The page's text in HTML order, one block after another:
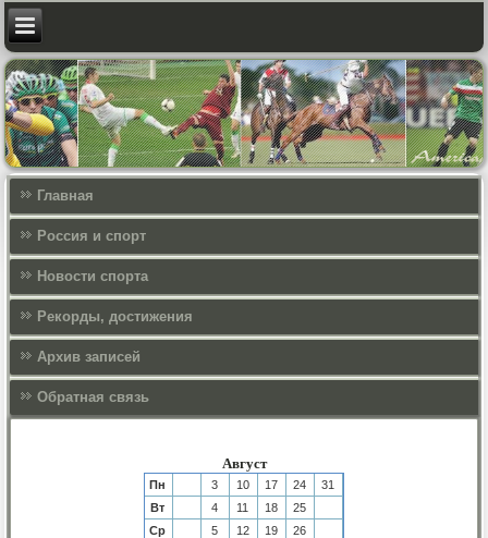
Главная
Россия и спорт
Новости спорта
Рекорды, достижения
Архив записей
Обратная связь
Август
Пн 3 10 17 24
31
Вт
4 11 18
25
Ср
5 12 19
26